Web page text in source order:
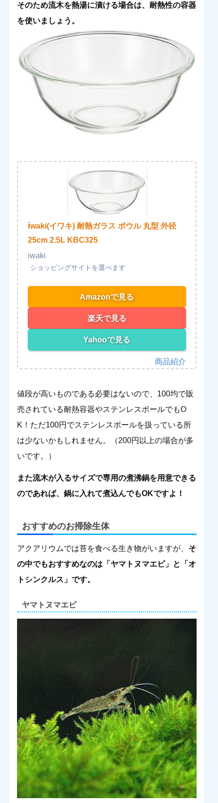
そのため流木を熱湯に漬ける場合は、耐熱性の容器
を使いましょう。
iwaki(イワキ) 耐熱ガラス ボウル 丸型 外径
25cm 2.5L KBC325
iwaki
Amazonで見る
楽天で見る
Yahooで見る
値段が高いものである必要はないので、100均で販
売されている耐熱容器やステンレスボールでもO
K！ただ100円でステンレスボールを扱っている所
は少ないかもしれません。（200円以上の場合が多
いです。）
また流木が入るサイズで専用の煮沸鍋を用意できる
のであれば、鍋に入れて煮込んでもOKですよ！
おすすめのお掃除生体
アクアリウムでは苔を食べる生き物がいますが、 そ
の中でもおすすめなのは「ヤマトヌマエビ」と「オ
トシンクルス」です。
ヤマトヌマエビ